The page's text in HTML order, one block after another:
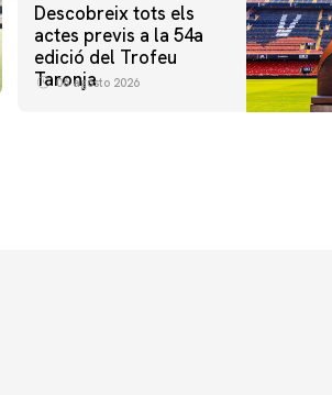
Descobreix tots els
actes previs a la 54a
edició del Trofeu
Taronja
06 agosto 2026